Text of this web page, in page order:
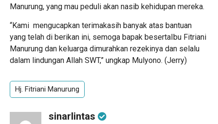
Manurung, yang mau peduli akan nasib kehidupan mereka.
“Kami mengucapkan terimakasih banyak atas bantuan
yang telah di berikan ini, semoga bapak besertaIbu Fitriani
Manurung dan keluarga dimurahkan rezekinya dan selalu
dalam lindungan Allah SWT,” ungkap Mulyono. (Jerry)
Hj. Fitriani Manurung
sinarlintas